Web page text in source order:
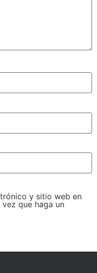
y sitio web en
que haga un